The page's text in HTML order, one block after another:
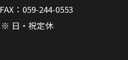
：059-244-0553
日・祝定休